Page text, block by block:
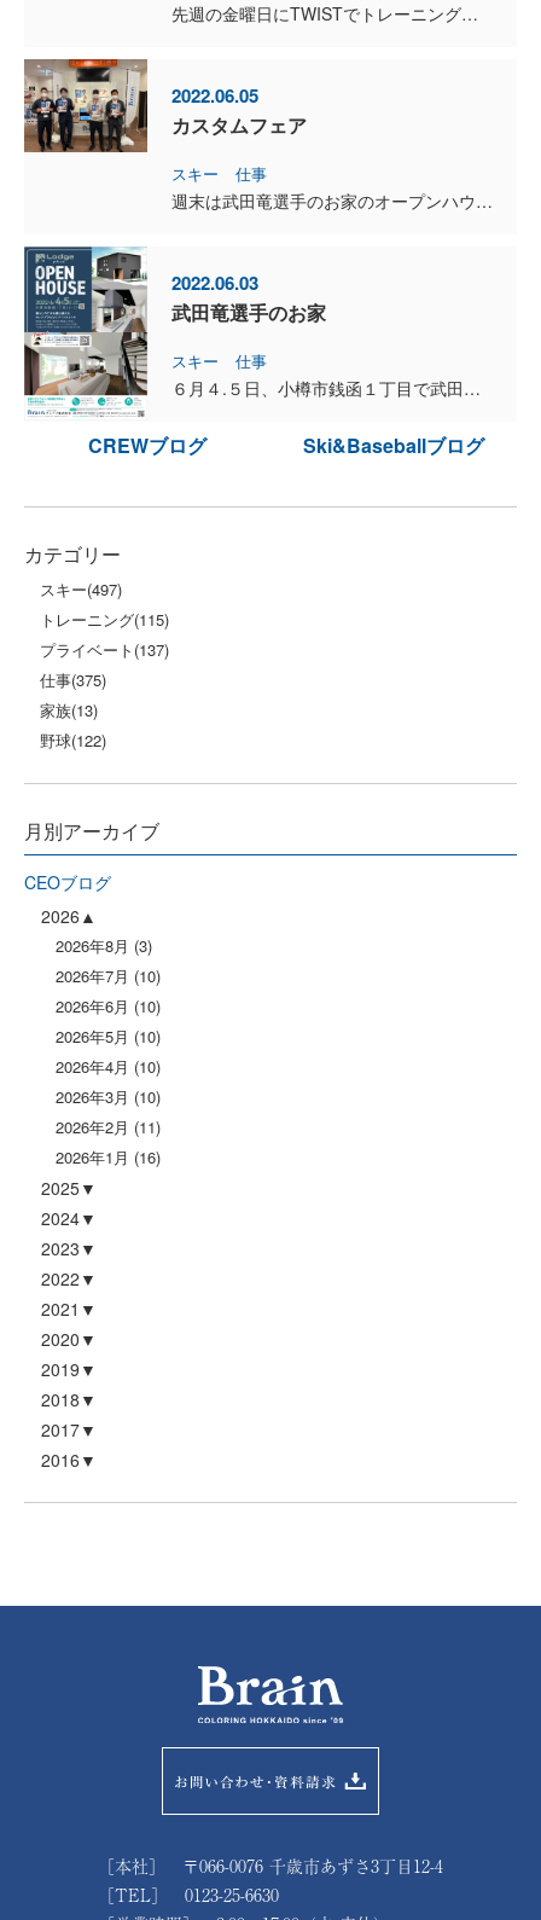
先週の金曜日にTWISTでトレーニングしたのですが、次の日から筋肉痛で歩くのも大変でした。 こんなに辛い筋肉痛は久しぶりでした。 ナショナルチームの相原史郎選手と佐藤竜馬選手と同じメニ...
2022.06.05
カスタムフェア
スキー 仕事
週末は武田竜選手のお家のオープンハウスと、石井スポーツのカスタムフェア。 オープンハウスにはたくさんのお客さまに、ご来場頂いています。 私も予約のお客さまとの商談後、カスタムフェアに行って...
2022.06.03
武田竜選手のお家
スキー 仕事
６月４.５日、小樽市銭函１丁目で武田竜さま邸のオープンハウスをします。 お客さまのこだわりや期待に、真摯に取り組んで対応させていただきました。 今日から石井スポーツさんのカスタムフェァが手...
CREWブログ Ski&Baseballブログ
カテゴリー
スキー(497)
トレーニング(115)
プライベート (137)
仕事(375)
家族(13)
野球(122)
月別アーカイブ
CEOブログ
2026
2026年8月 (3)
2026年7月 (10)
2026年6月 (10)
2026年5月 (10)
2026年4月 (10)
2026年3月 (10)
2026年2月 (11)
2026年1月 (16)
2025
2024
2023
2022
2021
2020
2019
2018
2017
2016
［本社］ 〒066-0076 千歳市あずさ3丁目12-4
［TEL］ 0123-25-6630